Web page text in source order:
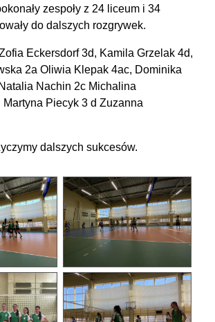
zespoły z 24 liceum i 34
do dalszych rozgrywek.
Eckersdorf 3d, Kamila Grzelak 4d,
2a Oliwia Klepak 4ac, Dominika
Nachin 2c Michalina
Piecyk 3 d Zuzanna
dalszych sukcesów.